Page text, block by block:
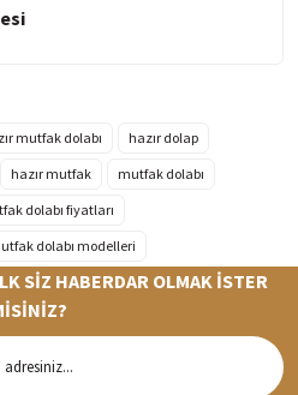
mutfak dolabı
hazır dolap
hazır mutfak
mutfak dolabı
dolabı fiyatları
dolabı modelleri
kargoya verilir
SİZ HABERDAR OLMAK İSTER